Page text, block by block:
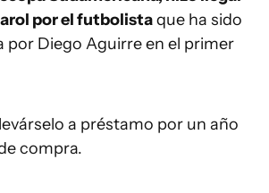
por el futbolistaque ha sido
por Diego Aguirre en el primer
a préstamo por un año
compra.